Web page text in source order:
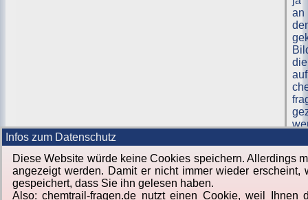
an
die
auf
Infos zum Datenschutz
Diese Website würde keine Cookies speichern. Allerdings
angezeigt werden. Damit er nicht immer wieder erscheint,
gespeichert, dass Sie ihn gelesen haben.
Also: chemtrail-fragen.de nutzt einen Cookie, weil Ihnen